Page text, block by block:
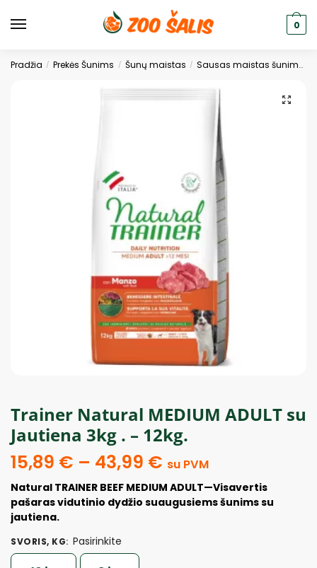
0
Pradžia / Prekės Šunims / Šunų maistas / Sausas maistas šunims
Trainer Natural MEDIUM ADULT su
Jautiena 3kg . – 12kg.
15,89 € – 43,99 € su PVM
Natural TRAINER BEEF MEDIUM ADULT—Visavertis
pašaras vidutinio dydžio suaugusiems šunims su
jautiena.
SVORIS, KG: Pasirinkite